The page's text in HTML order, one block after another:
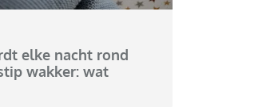
elke nacht rond
wakker: wat